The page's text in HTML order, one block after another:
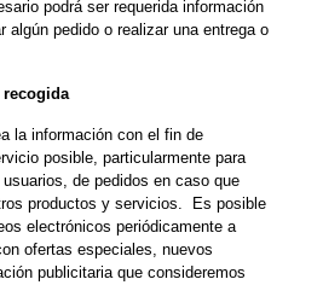
podrá ser requerida información
algún pedido o realizar una entrega o
la información con el fin de
posible, particularmente para
de pedidos en caso que
productos y servicios. Es posible
electrónicos periódicamente a
ofertas especiales, nuevos
publicitaria que consideremos